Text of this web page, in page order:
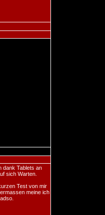
dank Tablets an
sich Warten.
Test von mir
meine ich